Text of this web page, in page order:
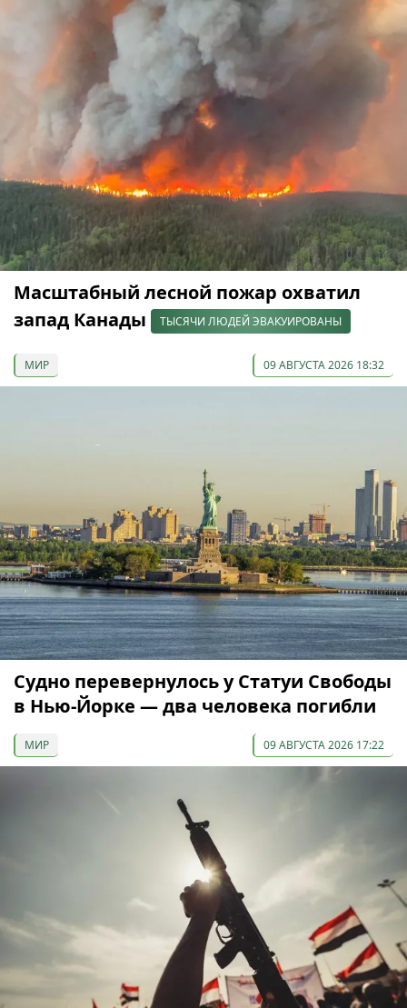
Масштабный лесной пожар охватил
запад Канады
ТЫСЯЧИ ЛЮДЕЙ ЭВАКУИРОВАНЫ
МИР 09 АВГУСТА 2026 18:32
Судно перевернулось у Статуи Свободы
в Нью-Йорке — два человека погибли
МИР 09 АВГУСТА 2026 17:22